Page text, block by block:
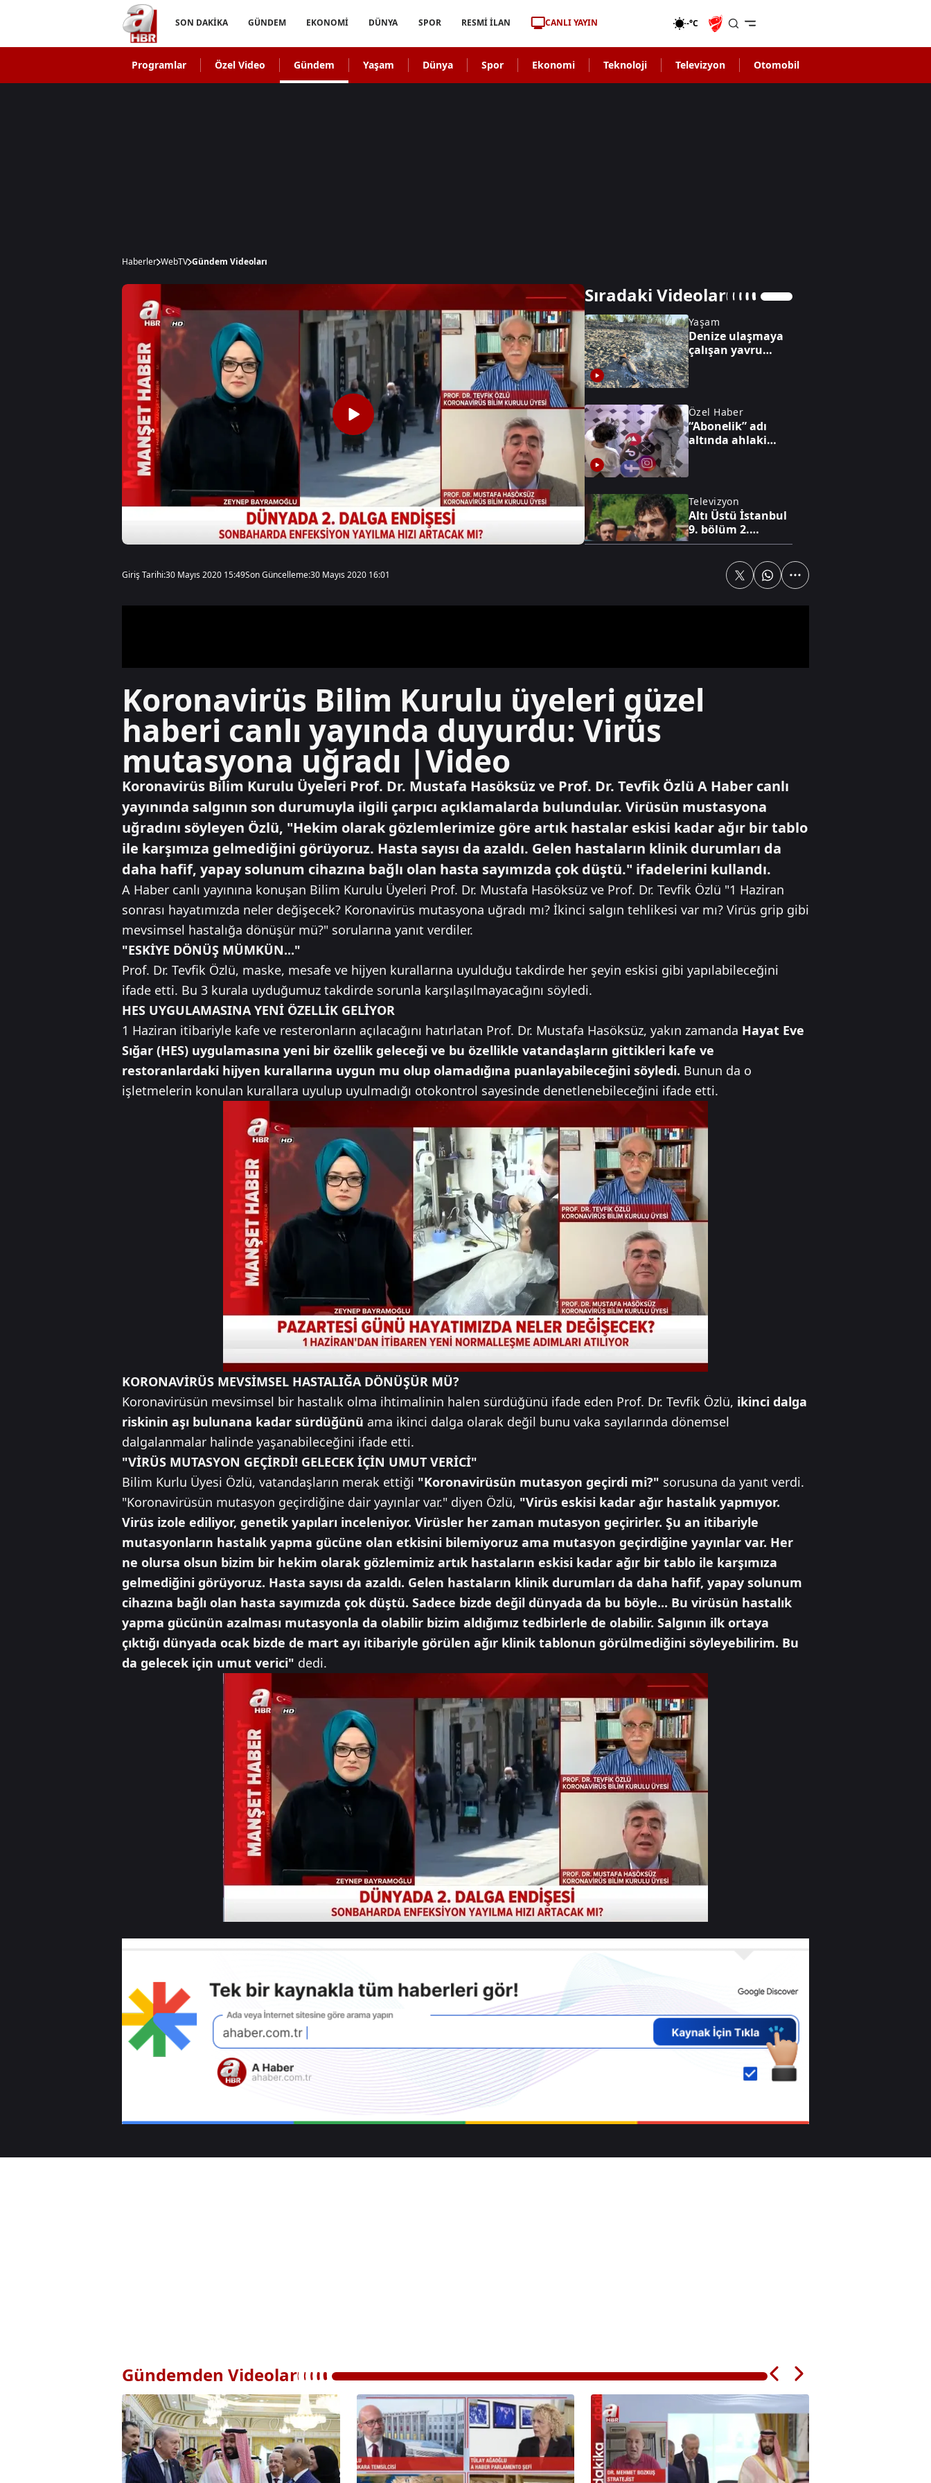
SON DAKİKA GÜNDEM EKONOMİ DÜNYA SPOR RESMİ İLAN CANLI YAYIN -°C
Programlar Özel Video Gündem Yaşam Dünya Spor Ekonomi Teknoloji Televizyon Otomobil
Haberler WebTV Gündem Videoları
Sıradaki Videolar
Yaşam
Denize ulaşmaya
çalışan yavru
Özel Haber
“Abonelik” adı
altında ahlaki
Televizyon
Altı Üstü İstanbul
9. bölüm 2.
fragmanı
Husiler Marib'i
Ümraniye’de 3
katlı binanın
Trabzonlu
teyzenin Salah
tepkisi gündem
oldu
Giriş Tarihi:30 Mayıs 2020 15:49Son Güncelleme:30 Mayıs 2020 16:01
Koronavirüs Bilim Kurulu üyeleri güzel
haberi canlı yayında duyurdu: Virüs
mutasyona uğradı |Video
Koronavirüs Bilim Kurulu Üyeleri Prof. Dr. Mustafa Hasöksüz ve Prof. Dr. Tevfik Özlü A Haber canlı
yayınında salgının son durumuyla ilgili çarpıcı açıklamalarda bulundular. Virüsün mustasyona
uğradını söyleyen Özlü, "Hekim olarak gözlemlerimize göre artık hastalar eskisi kadar ağır bir tablo
ile karşımıza gelmediğini görüyoruz. Hasta sayısı da azaldı. Gelen hastaların klinik durumları da
daha hafif, yapay solunum cihazına bağlı olan hasta sayımızda çok düştü." ifadelerini kullandı.
A Haber canlı yayınına konuşan Bilim Kurulu Üyeleri Prof. Dr. Mustafa Hasöksüz ve Prof. Dr. Tevfik Özlü "1 Haziran
sonrası hayatımızda neler değişecek? Koronavirüs mutasyona uğradı mı? İkinci salgın tehlikesi var mı? Virüs grip gibi
mevsimsel hastalığa dönüşür mü?" sorularına yanıt verdiler.
"ESKİYE DÖNÜŞ MÜMKÜN..."
Prof. Dr. Tevfik Özlü, maske, mesafe ve hijyen kurallarına uyulduğu takdirde her şeyin eskisi gibi yapılabileceğini
ifade etti. Bu 3 kurala uyduğumuz takdirde sorunla karşılaşılmayacağını söyledi.
HES UYGULAMASINA YENİ ÖZELLİK GELİYOR
1 Haziran itibariyle kafe ve resteronların açılacağını hatırlatan Prof. Dr. Mustafa Hasöksüz, yakın zamanda Hayat Eve
Sığar (HES) uygulamasına yeni bir özellik geleceği ve bu özellikle vatandaşların gittikleri kafe ve
restoranlardaki hijyen kurallarına uygun mu olup olamadığına puanlayabileceğini söyledi. Bunun da o
işletmelerin konulan kurallara uyulup uyulmadığı otokontrol sayesinde denetlenebileceğini ifade etti.
KORONAVİRÜS MEVSİMSEL HASTALIĞA DÖNÜŞÜR MÜ?
Koronavirüsün mevsimsel bir hastalık olma ihtimalinin halen sürdüğünü ifade eden Prof. Dr. Tevfik Özlü, ikinci dalga
riskinin aşı bulunana kadar sürdüğünü ama ikinci dalga olarak değil bunu vaka sayılarında dönemsel
dalgalanmalar halinde yaşanabileceğini ifade etti.
"VİRÜS MUTASYON GEÇİRDİ! GELECEK İÇİN UMUT VERİCİ"
Bilim Kurlu Üyesi Özlü, vatandaşların merak ettiği "Koronavirüsün mutasyon geçirdi mi?" sorusuna da yanıt verdi.
"Koronavirüsün mutasyon geçirdiğine dair yayınlar var." diyen Özlü, "Virüs eskisi kadar ağır hastalık yapmıyor.
Virüs izole ediliyor, genetik yapıları inceleniyor. Virüsler her zaman mutasyon geçirirler. Şu an itibariyle
mutasyonların hastalık yapma gücüne olan etkisini bilemiyoruz ama mutasyon geçirdiğine yayınlar var. Her
ne olursa olsun bizim bir hekim olarak gözlemimiz artık hastaların eskisi kadar ağır bir tablo ile karşımıza
gelmediğini görüyoruz. Hasta sayısı da azaldı. Gelen hastaların klinik durumları da daha hafif, yapay solunum
cihazına bağlı olan hasta sayımızda çok düştü. Sadece bizde değil dünyada da bu böyle... Bu virüsün hastalık
yapma gücünün azalması mutasyonla da olabilir bizim aldığımız tedbirlerle de olabilir. Salgının ilk ortaya
çıktığı dünyada ocak bizde de mart ayı itibariyle görülen ağır klinik tablonun görülmediğini söyleyebilirim. Bu
da gelecek için umut verici" dedi.
Gündemden Videolar